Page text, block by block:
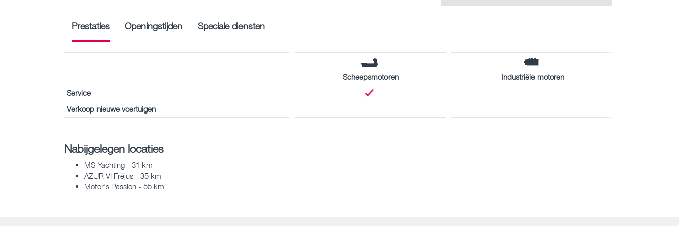
Prestaties Openingstijden Speciale diensten
Scheepsmotoren
Industriële motoren
Service
Verkoop nieuwe voertuigen
Nabijgelegen locaties
MS Yachting - 31 km
AZUR VI Fréjus - 35 km
Motor's Passion - 55 km